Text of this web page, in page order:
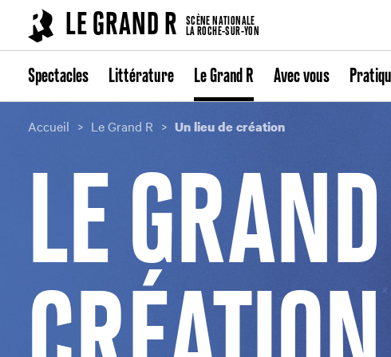
LE GRAND R
SCÈNE NATIONALE
LA ROCHE-SUR-YON
Spectacles Littérature Le Grand R Avec vous
Accueil Le Grand R Un lieu de création
LE
Cookies management panel